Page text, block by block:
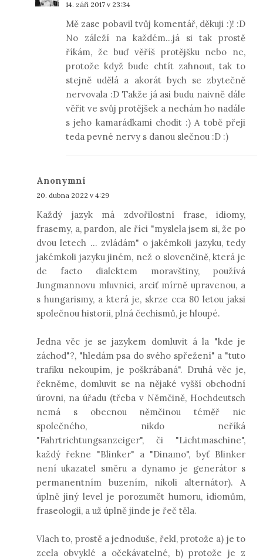
14. září 2017 v 23:34
Mě zase pobavil tvůj komentář, děkuji :)! :D
No záleží na každém...já si tak prostě
říkám, že buď věříš protějšku nebo ne,
protože když bude chtít zahnout, tak to
stejně udělá a akorát bych se zbytečně
nervovala :D Takže já asi budu naivně dále
věřit ve svůj protějšek a nechám ho nadále
s jeho kamarádkami chodit :) A tobě přeji
teda pevné nervy s danou slečnou :D :)
Anonymní
20. dubna 2022 v 4:29
Každý jazyk má zdvořilostní frase, idiomy,
frasemy, a, pardon, ale říci "myslela jsem si, že po
dvou letech ... zvládám" o jakémkoli jazyku, tedy
jakémkoli jazyku jiném, než o slovenčině, která je
de facto dialektem moravštiny, používá
Jungmannovu mluvnici, arciť mírně upravenou, a
s hungarismy, a která je, skrze cca 80 letou jaksi
společnou historii, plná čechismů, je hloupé.
Jedna věc je se jazykem domluvit á la "kde je
záchod"?, "hledám psa do svého spřežení" a "tuto
trafiku nekoupím, je poškrábaná". Druhá věc je,
řekněme, domluvit se na nějaké vyšší obchodní
úrovni, na úřadu (třeba v Němčině, Hochdeutsch
nemá s obecnou němčinou téměř nic
společného, nikdo neříká
"Fahrtrichtungsanzeiger", či "Lichtmaschine",
každý řekne "Blinker" a "Dinamo", byť Blinker
není ukazatel směru a dynamo je generátor s
permanentním buzením, nikoli alternátor). A
úplně jiný level je porozumět humoru, idiomům,
fraseologii, a už úplně jinde je řeč těla.
Vlach to, prostě a jednoduše, řekl, protože a) je to
zcela obvyklé a očekávatelné, b) protože je z
Burptech-FB Like Box Popup Widget